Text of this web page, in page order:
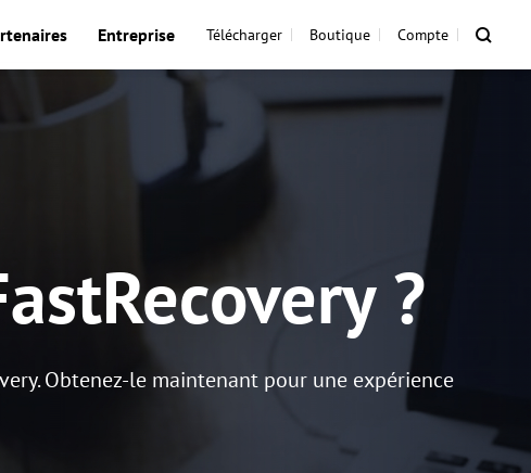
Entreprise Télécharger Boutique Compte
?
Obtenez-le maintenant pour une expérience